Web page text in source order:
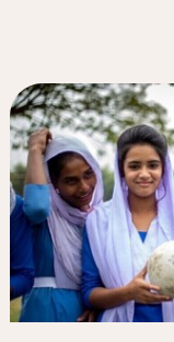
Register